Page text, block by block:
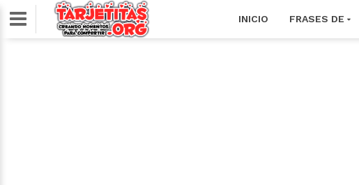
INICIO FRASES DE